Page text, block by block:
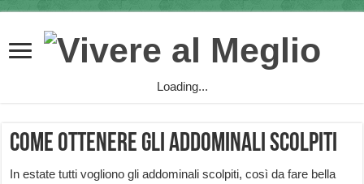
Loading...
Come ottenere gli addominali scolpiti
In estate tutti vogliono gli addominali scolpiti, così da fare bella